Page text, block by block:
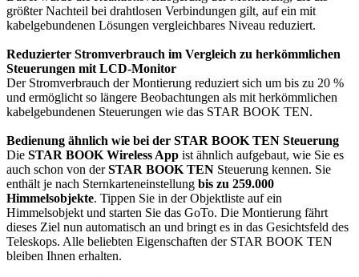
größter Nachteil bei drahtlosen Verbindungen gilt, auf ein mit
kabelgebundenen Lösungen vergleichbares Niveau reduziert.
Reduzierter Stromverbrauch im Vergleich zu herkömmlichen
Steuerungen mit LCD-Monitor
Der Stromverbrauch der Montierung reduziert sich um bis zu 20 %
und ermöglicht so längere Beobachtungen als mit herkömmlichen
kabelgebundenen Steuerungen wie das STAR BOOK TEN.
Bedienung ähnlich wie bei der STAR BOOK TEN Steuerung
Die STAR BOOK Wireless App ist ähnlich aufgebaut, wie Sie es
auch schon von derSTAR BOOK TEN Steuerung kennen. Sie
enthält je nach Sternkarteneinstellung bis zu 259.000
Himmelsobjekte. Tippen Sie in der Objektliste auf ein
Himmelsobjekt und starten Sie das GoTo. Die Montierung fährt
dieses Ziel nun automatisch an und bringt es in das Gesichtsfeld des
Teleskops. Alle beliebten Eigenschaften der STAR BOOK TEN
bleiben Ihnen erhalten.